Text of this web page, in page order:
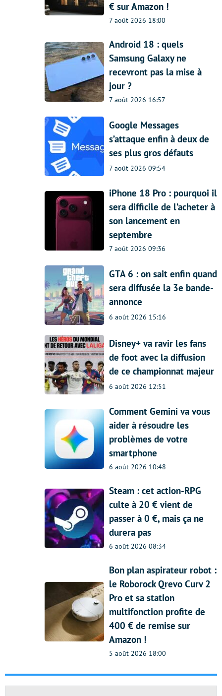
€ sur Amazon !
7 août 2026 18:00
Android 18 : quels
Samsung Galaxy ne
recevront pas la mise à
jour ?
7 août 2026 16:57
Google Messages
s’attaque enfin à deux de
ses plus gros défauts
7 août 2026 09:54
iPhone 18 Pro : pourquoi il
sera difficile de l’acheter à
son lancement en
septembre
7 août 2026 09:36
GTA 6 : on sait enfin quand
sera diffusée la 3e bande-
annonce
6 août 2026 15:16
Disney+ va ravir les fans
de foot avec la diffusion
de ce championnat majeur
6 août 2026 12:51
Comment Gemini va vous
aider à résoudre les
problèmes de votre
smartphone
6 août 2026 10:48
Steam : cet action-RPG
culte à 20 € vient de
passer à 0 €, mais ça ne
durera pas
6 août 2026 08:34
Bon plan aspirateur robot :
le Roborock Qrevo Curv 2
Pro et sa station
multifonction profite de
400 € de remise sur
Amazon !
5 août 2026 18:00